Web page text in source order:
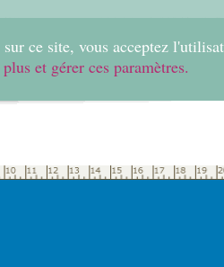
ce site, vous acceptez
et gérer ces paramètres.